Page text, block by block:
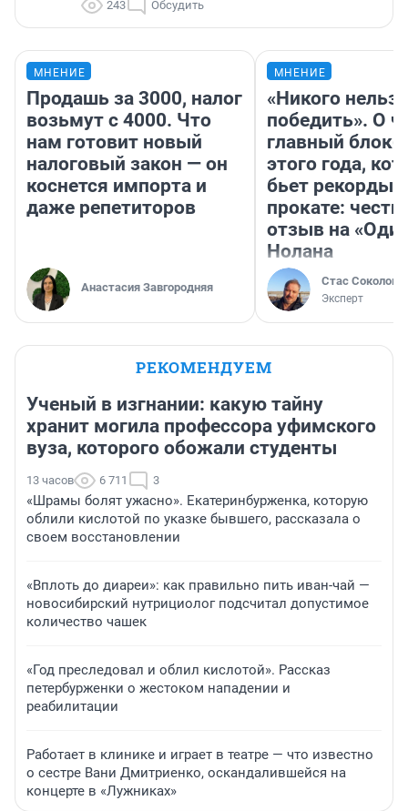
243 Обсудить
МНЕНИЕ
Продашь за 3000, налог
возьмут с 4000. Что
нам готовит новый
налоговый закон — он
коснется импорта и
даже репетиторов
Анастасия Завгородняя
МНЕНИЕ
«Никого нельзя
победить». О
главный
этого года,
бьет рекорды в
прокате:
отзыв на
Нолана
Стас Соколов
Эксперт
РЕКОМЕНДУЕМ
Ученый в изгнании: какую тайну
хранит могила профессора уфимского
вуза, которого обожали студенты
13 часов 6 711 3
«Шрамы болят ужасно». Екатеринбурженка, которую
облили кислотой по указке бывшего, рассказала о
своем восстановлении
«Вплоть до диареи»: как правильно пить иван-чай —
новосибирский нутрициолог подсчитал допустимое
количество чашек
«Год преследовал и облил кислотой». Рассказ
петербурженки о жестоком нападении и
реабилитации
Работает в клинике и играет в театре — что известно
о сестре Вани Дмитриенко, оскандалившейся на
концерте в «Лужниках»